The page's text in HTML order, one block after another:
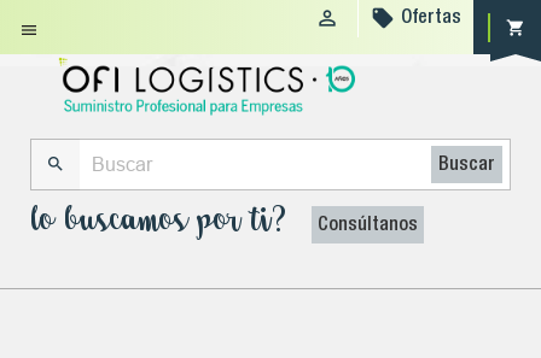
 shopping_cart
  Ofertas
 Buscar
lo buscamos por ti? Consúltanos